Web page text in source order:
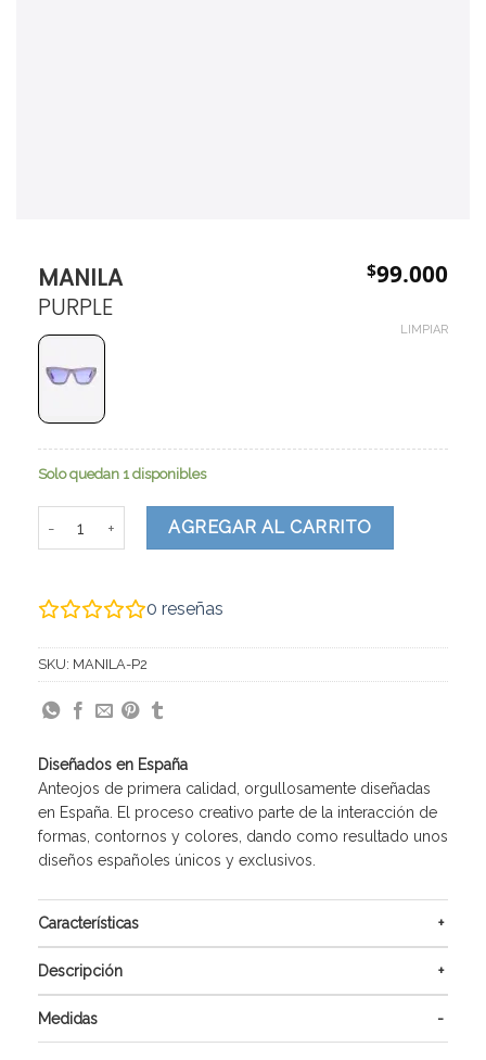
MANILA
PURPLE
$99.000
LIMPIAR
Solo quedan 1 disponibles
AGREGAR AL CARRITO
0 reseñas
SKU: MANILA-P2
Diseñados en España
Anteojos de primera calidad, orgullosamente diseñadas
en España. El proceso creativo parte de la interacción de
formas, contornos y colores, dando como resultado unos
diseños españoles únicos y exclusivos.
Características
Descripción
Medidas